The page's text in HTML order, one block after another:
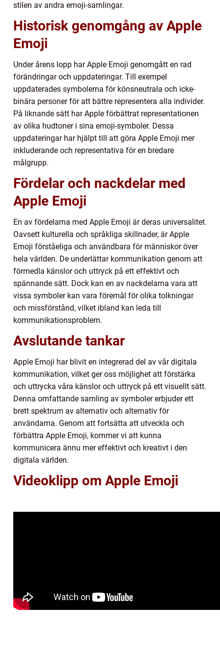
stilen av andra emoji-samlingar.
Historisk genomgång av Apple
Emoji
Under årens lopp har Apple Emoji genomgått en rad
förändringar och uppdateringar. Till exempel
uppdaterades symbolerna för könsneutrala och icke-
binära personer för att bättre representera alla individer.
På liknande sätt har Apple förbättrat representationen
av olika hudtoner i sina emoji-symboler. Dessa
uppdateringar har hjälpt till att göra Apple Emoji mer
inkluderande och representativa för en bredare
målgrupp.
Fördelar och nackdelar med
Apple Emoji
En av fördelarna med Apple Emoji är deras universalitet.
Oavsett kulturella och språkliga skillnader, är Apple
Emoji förståeliga och användbara för människor över
hela världen. De underlättar kommunikation genom att
förmedla känslor och uttryck på ett effektivt och
spännande sätt. Dock kan en av nackdelarna vara att
vissa symboler kan vara föremål för olika tolkningar
och missförstånd, vilket ibland kan leda till
kommunikationsproblem.
Avslutande tankar
Apple Emoji har blivit en integrerad del av vår digitala
kommunikation, vilket ger oss möjlighet att förstärka
och uttrycka våra känslor och uttryck på ett visuellt sätt.
Denna omfattande samling av symboler erbjuder ett
brett spektrum av alternativ och alternativ för
användarna. Genom att fortsätta att utveckla och
förbättra Apple Emoji, kommer vi att kunna
kommunicera ännu mer effektivt och kreativt i den
digitala världen.
Videoklipp om Apple Emoji